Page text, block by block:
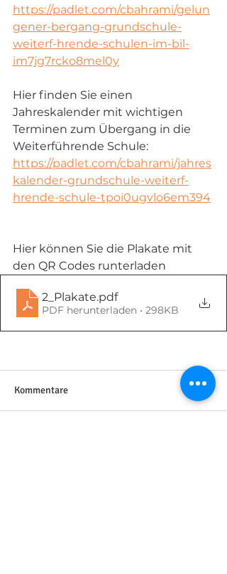
https://padlet.com/cbahrami/gelun
gener-bergang-grundschule-
weiterf-hrende-schulen-im-bil-
im7jg7rcko8mel0y
Hier finden Sie einen
Jahreskalender mit wichtigen
Terminen zum Übergang in die
Weiterführende Schule:
https://padlet.com/cbahrami/jahres
kalender-grundschule-weiterf-
hrende-schule-tpoi0ugvlo6em394
Hier können Sie die Plakate mit
den QR Codes runterladen
2_Plakate.pdf
PDF herunterladen • 298KB
Kommentare